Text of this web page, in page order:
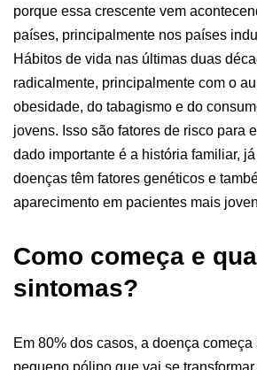
porque essa crescente vem
países, principalmente nos países
Hábitos de vida nas últimas duas
radicalmente, principalmente com o
obesidade, do tabagismo e do
jovens. Isso são fatores de risco para
dado importante é a história familiar,
doenças têm fatores genéticos e
aparecimento em pacientes mais
Como começa e
sintomas?
Em 80% dos casos, a doença começa
pequeno pólipo que vai se transformar